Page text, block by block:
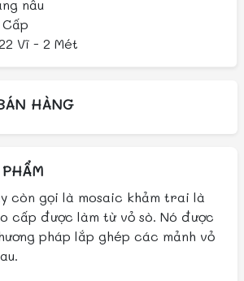
nâu
Vĩ - 2 Mét
HÀNG
còn gọi là mosaic khảm trai là
cấp được làm từ vỏ sò. Nó được
pháp lắp ghép các mảnh vỏ